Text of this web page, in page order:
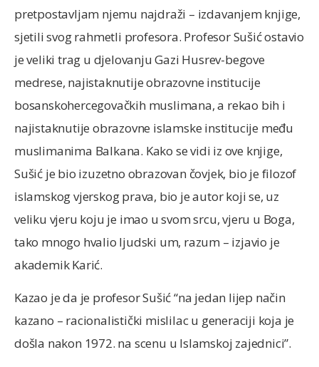
pretpostavljam njemu najdraži – izdavanjem knjige,
sjetili svog rahmetli profesora. Profesor Sušić ostavio
je veliki trag u djelovanju Gazi Husrev-begove
medrese, najistaknutije obrazovne institucije
bosanskohercegovačkih muslimana, a rekao bih i
najistaknutije obrazovne islamske institucije među
muslimanima Balkana. Kako se vidi iz ove knjige,
Sušić je bio izuzetno obrazovan čovjek, bio je filozof
islamskog vjerskog prava, bio je autor koji se, uz
veliku vjeru koju je imao u svom srcu, vjeru u Boga,
tako mnogo hvalio ljudski um, razum – izjavio je
akademik Karić.
Kazao je da je profesor Sušić “na jedan lijep način
kazano – racionalistički mislilac u generaciji koja je
došla nakon 1972. na scenu u Islamskoj zajednici”.